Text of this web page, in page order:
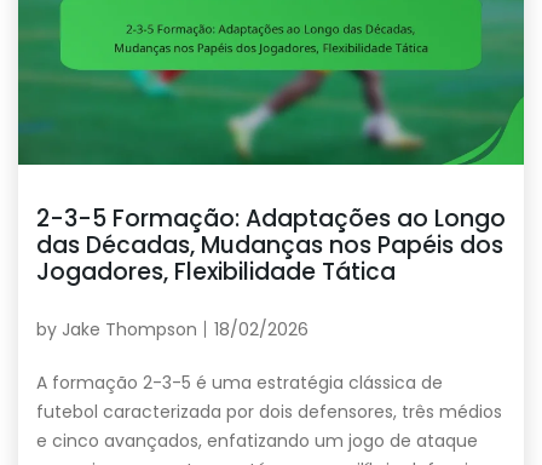
2-3-5 Formação: Adaptações ao Longo
das Décadas, Mudanças nos Papéis dos
Jogadores, Flexibilidade Tática
by Jake Thompson 18/02/2026
A formação 2-3-5 é uma estratégia clássica de
futebol caracterizada por dois defensores, três médios
e cinco avançados, enfatizando um jogo de ataque